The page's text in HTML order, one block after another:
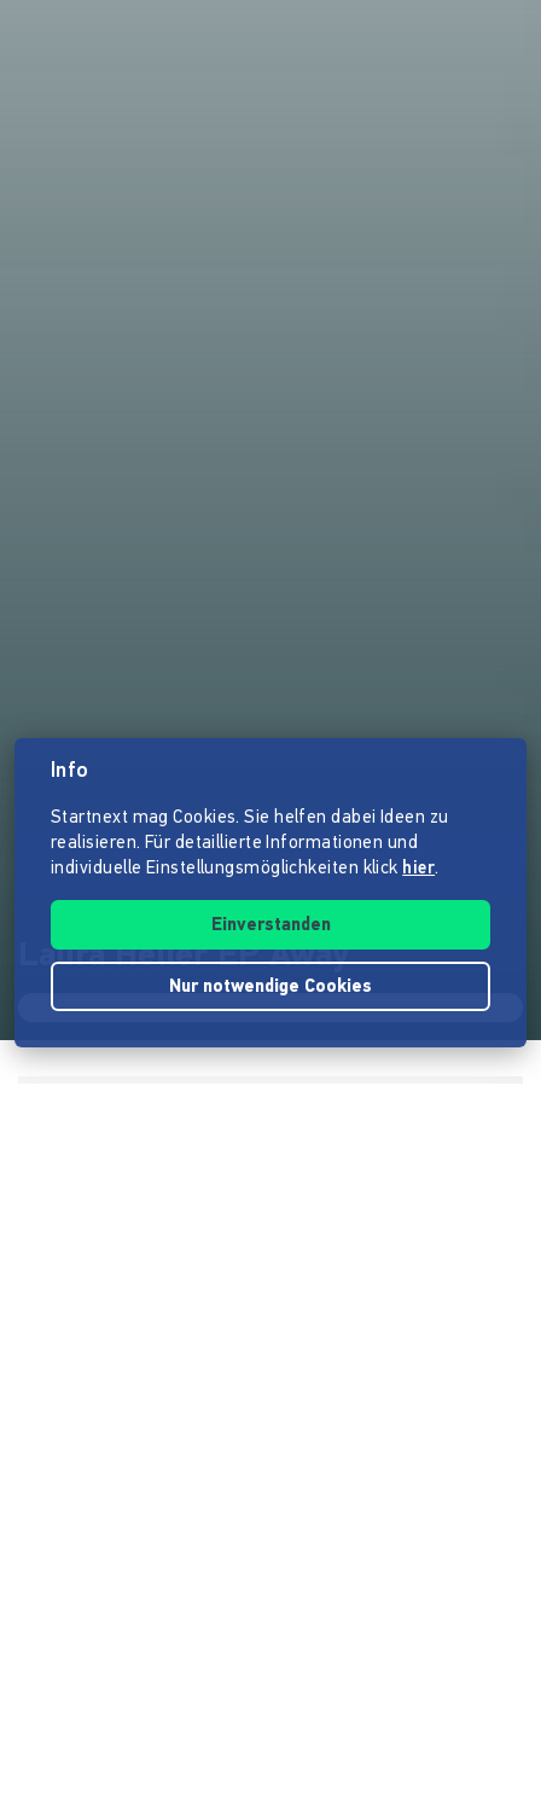
Laura Heller EP Away
Info
Startnext mag Cookies. Sie helfen dabei Ideen zu
realisieren. Für detaillierte Informationen und
individuelle Einstellungsmöglichkeiten klick hier.
Einverstanden
Nur notwendige Cookies